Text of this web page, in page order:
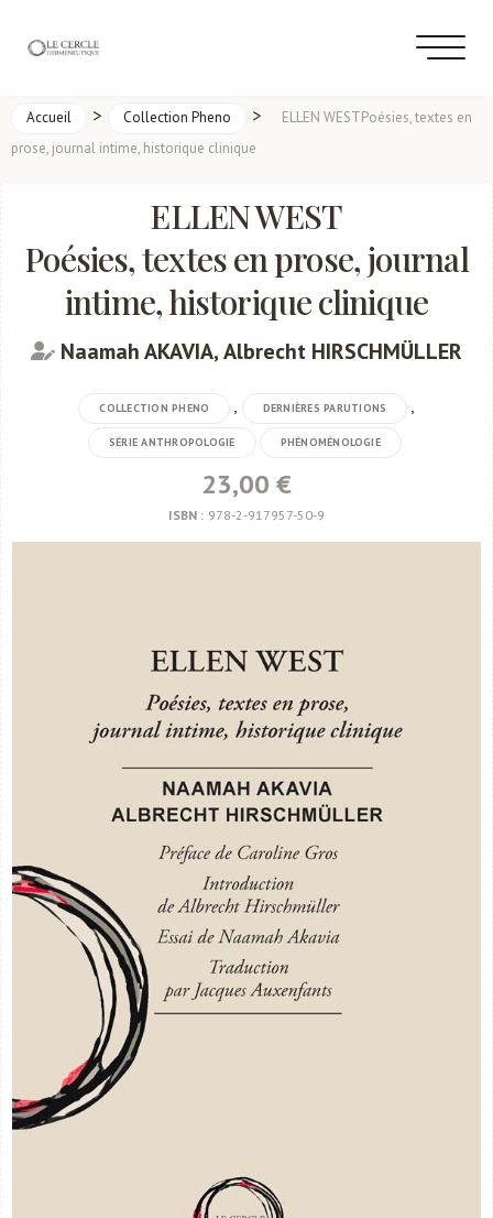
Accueil > Collection Pheno >
ELLEN WESTPoésies, textes en
prose, journal intime, historique clinique
ELLEN WEST
Poésies, textes en prose, journal
intime, historique clinique
Naamah AKAVIA, Albrecht HIRSCHMÜLLER
COLLECTION PHENO DERNIÈRES PARUTIONS
SÉRIE ANTHROPOLOGIE PHÉNOMÉNOLOGIE
23,00 €
ISBN : 978-2-917957-50-9